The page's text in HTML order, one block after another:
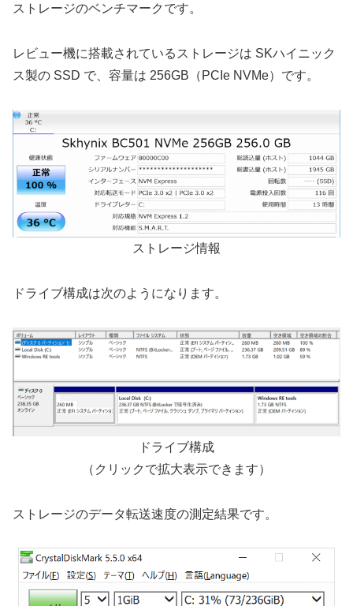
ストレージのベンチマークです。
レビュー機に搭載されているストレージは SKハイニック
ス製の SSD で、容量は 256GB（PCIe NVMe）です。
ストレージ情報
ドライブ構成は次のようになります。
ドライブ構成
（クリックで拡大表示できます）
ストレージのデータ転送速度の測定結果です。